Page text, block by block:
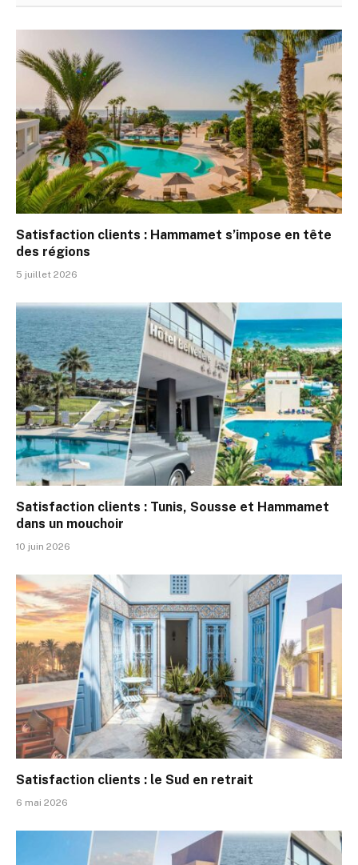
Satisfaction clients : Hammamet s’impose en tête
des régions
5 juillet 2026
Satisfaction clients : Tunis, Sousse et Hammamet
dans un mouchoir
10 juin 2026
Satisfaction clients : le Sud en retrait
6 mai 2026